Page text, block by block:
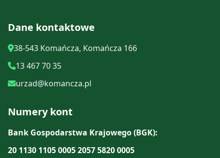
Dane kontaktowe
38-543 Komańcza, Komańcza 166
13 467 70 35
urzad@komancza.pl
Numery kont
Bank Gospodarstwa Krajowego (BGK):
20 1130 1105 0005 2057 5820 0005